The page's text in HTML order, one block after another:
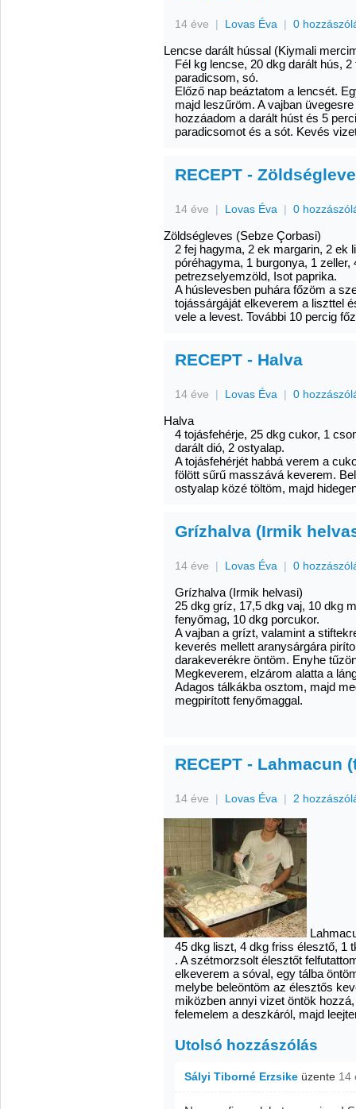
14 éve | Lovas Éva | 0
Lencse darált hússal (Kiymali
Fél kg lencse, 20 dkg darált hús,
paradicsom, só.
Előző nap beáztatom a lencsét.
majd leszűröm. A vajban
hozzáadom a darált húst és 5
paradicsomot és a sót. Kevés
RECEPT -
14 éve | Lovas Éva | 0
Zöldségleves (Sebze Çorbasi)
2 fej hagyma, 2 ek margarin, 2 ek
póréhagyma, 1 burgonya, 1
petrezselyemzöld, Isot paprika.
A húslevesben puhára főzöm a
tojássárgáját elkeverem a liszttel
vele a levest. További 10 percig
RECEPT - Halva
14 éve | Lovas Éva | 0
Halva
4 tojásfehérje, 25 dkg cukor, 1
darált dió, 2 ostyalap.
A tojásfehérjét habbá verem a
fölött sűrű masszává keverem.
ostyalap közé töltöm, majd
Grízhalva (Irmik
14 éve | Lovas Éva | 0
Grízhalva (Irmik helvasi)
25 dkg gríz, 17,5 dkg vaj, 10 dkg
fenyőmag, 10 dkg porcukor.
A vajban a grízt, valamint a
keverés mellett aranysárgára
darakeverékre öntöm. Enyhe
Megkeverem, elzárom alatta a
Adagos tálkákba osztom, majd
megpirított fenyőmaggal.
RECEPT - Lahmacun
14 éve | Lovas Éva | 2
45 dkg liszt, 4 dkg friss élesztő, 1
. A szétmorzsolt élesztőt
elkeverem a sóval, egy tálba
melybe beleöntöm az élesztős
miközben annyi vizet öntök
felemelem a deszkáról, majd
Utolsó hozzászólás
Sályi Tiborné Erzsike üzente 14